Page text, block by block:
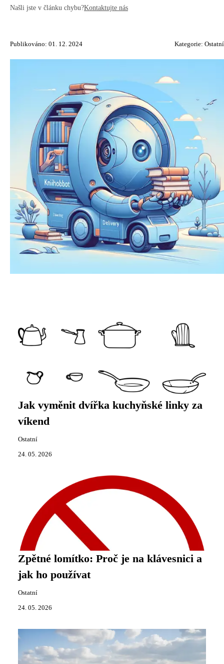
Našli jste v článku chybu?Kontaktujte nás
Publikováno: 01. 12. 2024 Kategorie: Ostatní
Jak vyměnit dvířka kuchyňské linky za
víkend
Ostatní
24. 05. 2026
Zpětné lomítko: Proč je na klávesnici a
jak ho používat
Ostatní
24. 05. 2026